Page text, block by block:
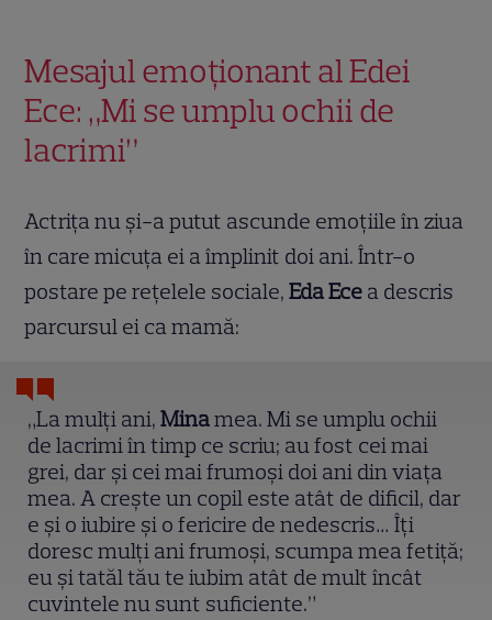
Mesajul emoționant al Edei
Ece: „Mi se umplu ochii de
lacrimi”
Actrița nu și-a putut ascunde emoțiile în ziua
în care micuța ei a împlinit doi ani. Într-o
postare pe rețelele sociale,Eda Ece a descris
parcursul ei ca mamă:
„La mulți ani,Minamea. Mi se umplu ochii
de lacrimi în timp ce scriu; au fost cei mai
grei, dar și cei mai frumoși doi ani din viața
mea. A crește un copil este atât de dificil, dar
e și o iubire și o fericire de nedescris… Îți
doresc mulți ani frumoși, scumpa mea fetiță;
eu și tatăl tău te iubim atât de mult încât
cuvintele nu sunt suficiente.”